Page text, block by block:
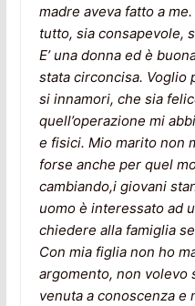
madre aveva fatto a
tutto, sia consapevole,
E’ una donna ed è
stata circoncisa. Voglio
si innamori, che sia
quell’operazione mi
e fisici. Mio marito non
forse anche per quel
cambiando,i giovani
uomo è interessato ad
chiedere alla famiglia
Con mia figlia non ho
argomento, non volevo
venuta a conoscenza e